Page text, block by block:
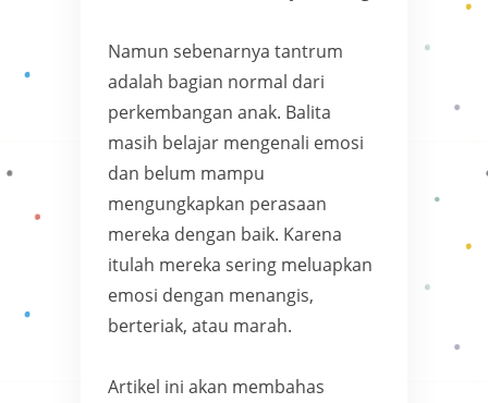
Namun sebenarnya tantrum
adalah bagian normal dari
perkembangan anak. Balita
masih belajar mengenali emosi
dan belum mampu
mengungkapkan perasaan
mereka dengan baik. Karena
itulah mereka sering meluapkan
emosi dengan menangis,
berteriak, atau marah.
Artikel ini akan membahas